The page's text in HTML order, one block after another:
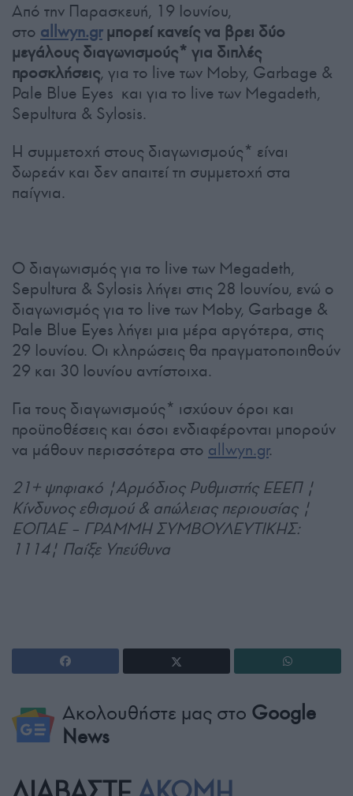
Από την Παρασκευή, 19 Ιουνίου,
στο allwyn.grμπορεί κανείς να βρει δύο
μεγάλους διαγωνισμούς* για διπλές
προσκλήσεις, για το live των Moby, Garbage &
Pale Blue Eyes και για το live των Megadeth,
Sepultura & Sylosis.
Η συμμετοχή στους διαγωνισμούς* είναι
δωρεάν και δεν απαιτεί τη συμμετοχή στα
παίγνια.
Ο διαγωνισμός για το live των Megadeth,
Sepultura & Sylosis λήγει στις 28 Ιουνίου, ενώ ο
διαγωνισμός για το live των Moby, Garbage &
Pale Blue Eyes λήγει μια μέρα αργότερα, στις
29 Ιουνίου. Οι κληρώσεις θα πραγματοποιηθούν
29 και 30 Ιουνίου αντίστοιχα.
Για τους διαγωνισμούς* ισχύουν όροι και
προϋποθέσεις και όσοι ενδιαφέρονται μπορούν
να μάθουν περισσότερα στο allwyn.gr.
21+ ψηφιακό |Αρμόδιος Ρυθμιστής ΕΕΕΠ |
Κίνδυνος εθισμού & απώλειας περιουσίας |
ΕΟΠΑΕ – ΓΡΑΜΜΗ ΣΥΜΒΟΥΛΕΥΤΙΚΗΣ:
1114| Παίξε Υπεύθυνα
Ακολουθήστε μας στο Google
News